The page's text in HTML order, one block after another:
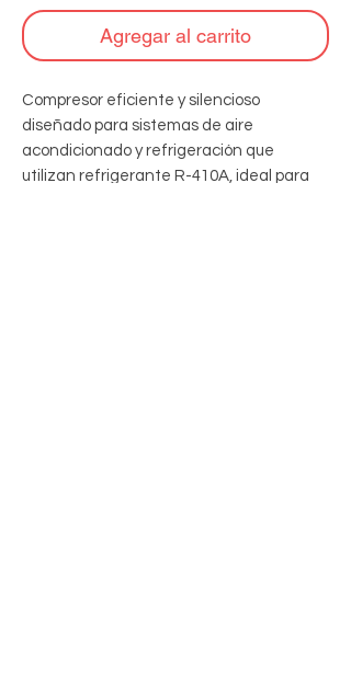
Agregar al carrito
Compresor eficiente y silencioso
diseñado para sistemas de aire
acondicionado y refrigeración que
utilizan refrigerante R-410A, ideal para